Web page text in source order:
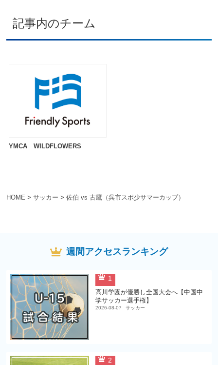
HOME > サッカー > 佐伯 vs 古鷹（呉市スポ少サマーカップ）
記事内のチーム
YMCA WILDFLOWERS
週間アクセスランキング
1
高川学園が優勝し全国大会へ【中国中
学サッカー選手権】
2026-08-07 サッカー
2